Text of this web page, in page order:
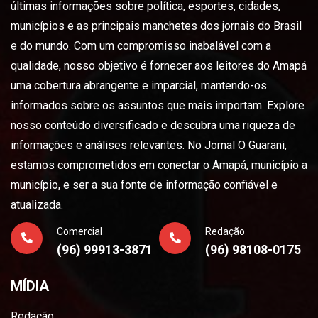
últimas informações sobre política, esportes, cidades,
municípios e as principais manchetes dos jornais do Brasil
e do mundo. Com um compromisso inabalável com a
qualidade, nosso objetivo é fornecer aos leitores do Amapá
uma cobertura abrangente e imparcial, mantendo-os
informados sobre os assuntos que mais importam. Explore
nosso conteúdo diversificado e descubra uma riqueza de
informações e análises relevantes. No Jornal O Guarani,
estamos comprometidos em conectar o Amapá, município a
município, e ser a sua fonte de informação confiável e
atualizada.
Comercial
(96) 99913-3871
Redação
(96) 98108-0175
MÍDIA